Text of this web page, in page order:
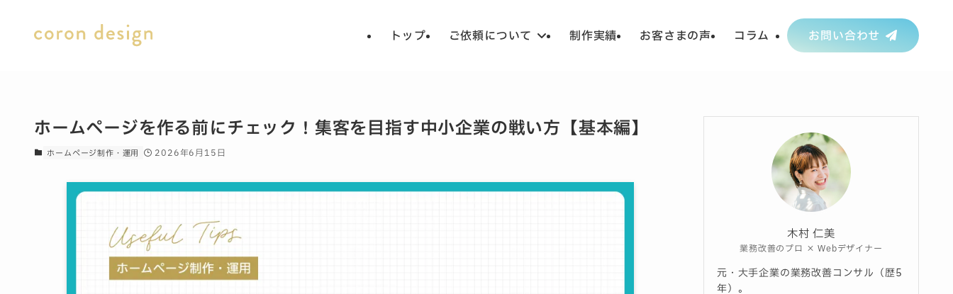
トップ ご依頼について 制作実績 お客さまの声 コラム お問い合わせ
ホームページを作る前にチェック！集客を目指す中小企業の戦い方【基本編】
ホームページ制作・運用 2026年6月15日
木村 仁美
業務改善のプロ × Webデザイナー
元・大手企業の業務改善コンサル（歴5
年）。